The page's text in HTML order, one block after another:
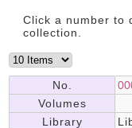
Click a number to
collection.
No.
Volumes
Library